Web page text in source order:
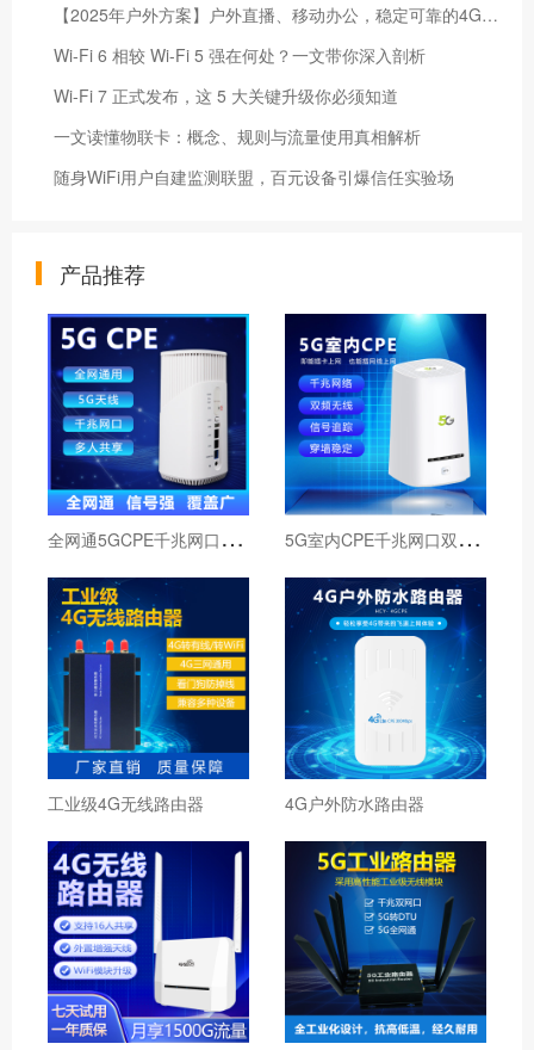
【2025年户外方案】户外直播、移动办公，稳定可靠的4G随身WiFi选购指南
Wi-Fi 6 相较 Wi-Fi 5 强在何处？一文带你深入剖析
Wi-Fi 7 正式发布，这 5 大关键升级你必须知道
一文读懂物联卡：概念、规则与流量使用真相解析
随身WiFi用户自建监测联盟，百元设备引爆信任实验场
产品推荐
全
网通5GCPE千兆网口WIFI6 5
G室内CPE千兆网口双频无线路由器
工业级4G无线路由器 4G户外防水路由器